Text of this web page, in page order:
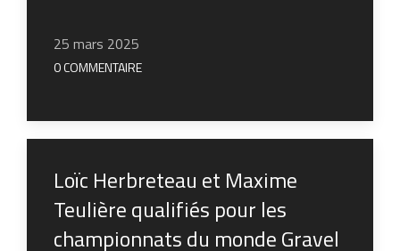
25 mars 2025
0 COMMENTAIRE
Loïc Herbreteau et Maxime
Teulière qualifiés pour les
championnats du monde Gravel